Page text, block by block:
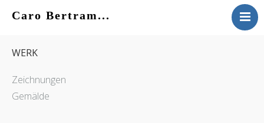
Caro Bertram...
KONTAKT
WERK
Zeichnungen
Gemälde